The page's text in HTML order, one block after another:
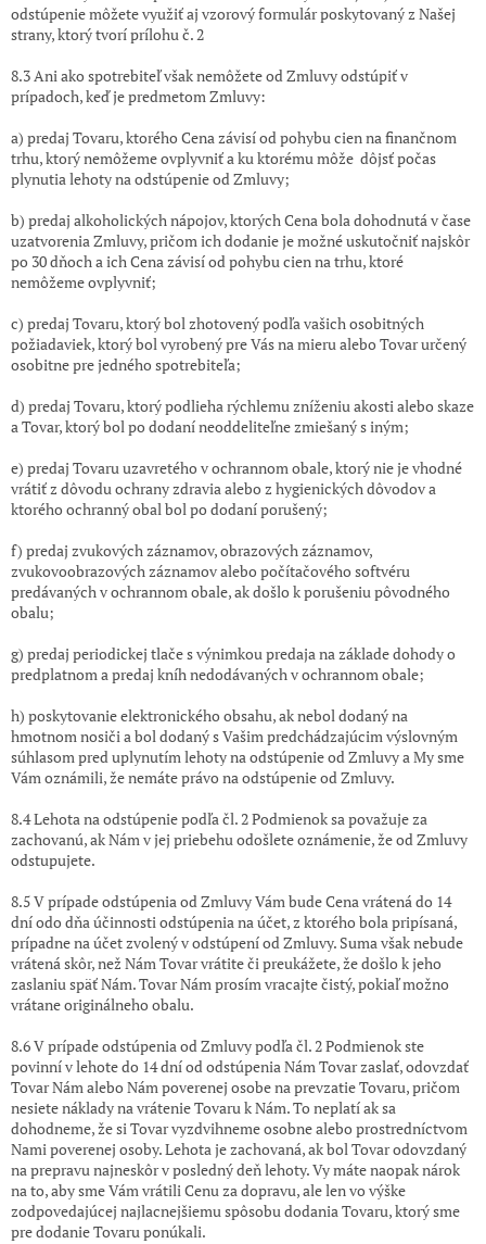
odstúpenie môžete využiť aj vzorový formulár poskytovaný z Našej
strany, ktorý tvorí prílohu č. 2
8.3 Ani ako spotrebiteľ však nemôžete od Zmluvy odstúpiť v
prípadoch, keď je predmetom Zmluvy:
a) predaj Tovaru, ktorého Cena závisí od pohybu cien na finančnom
trhu, ktorý nemôžeme ovplyvniť a ku ktorémumôže dôjsť počas
plynutia lehoty na odstúpenie od Zmluvy;
b) predaj alkoholických nápojov, ktorých Cena bola dohodnutá v čase
uzatvorenia Zmluvy, pričom ich dodanie je možné uskutočniť najskôr
po 30 dňoch a ich Cena závisí od pohybu cien na trhu, ktoré
nemôžeme ovplyvniť;
c) predaj Tovaru, ktorý bol zhotovený podľa vašich osobitných
požiadaviek, ktorý bol vyrobený pre Vás na mieru alebo Tovar určený
osobitne pre jedného spotrebiteľa;
d) predaj Tovaru, ktorý podlieha rýchlemu zníženiu akosti alebo skaze
a Tovar, ktorý bol po dodaní neoddeliteľne zmiešaný s iným;
e) predaj Tovaru uzavretého v ochrannomobale, ktorý nie je vhodné
vrátiť z dôvodu ochrany zdravia alebo z hygienických dôvodov a
ktorého ochranný obal bol po dodaní porušený;
f) predaj zvukových záznamov, obrazových záznamov,
zvukovoobrazových záznamov alebo počítačového softvéru
predávaných v ochrannom obale, ak došlo k porušeniu pôvodného
obalu;
g) predaj periodickej tlače s výnimkou predaja na základe dohody o
predplatnom a predaj kníh nedodávaných v ochrannom obale;
h) poskytovanie elektronického obsahu, ak nebol dodaný na
hmotnom nosiči a bol dodaný s Vašim predchádzajúcim výslovným
súhlasom pred uplynutím lehoty na odstúpenie od Zmluvy a My sme
Vám oznámili, že nemáte právo na odstúpenie od Zmluvy.
8.4 Lehota na odstúpenie podľa čl. 2 Podmienok sa považuje za
zachovanú, ak Nám v jej priebehu odošlete oznámenie, že od Zmluvy
odstupujete.
8.5 V prípade odstúpenia od Zmluvy Vám bude Cena vrátená do 14
dní odo dňa účinnosti odstúpenia na účet, z ktorého bola pripísaná,
prípadne na účet zvolený v odstúpení od Zmluvy. Suma však nebude
vrátená skôr, než Nám Tovar vrátite či preukážete, že došlo k jeho
zaslaniu späť Nám. Tovar Nám prosím vracajte čistý, pokiaľ možno
vrátane originálneho obalu.
8.6 V prípade odstúpenia od Zmluvy podľa čl. 2 Podmienok ste
povinní v lehote do 14 dní od odstúpenia Nám Tovar zaslať, odovzdať
Tovar Nám alebo Nám poverenej osobe na prevzatie Tovaru, pričom
nesiete náklady na vrátenie Tovaru k Nám. To neplatí ak sa
dohodneme, že si Tovar vyzdvihneme osobne alebo prostredníctvom
Nami poverenej osoby. Lehota je zachovaná, ak bol Tovar odovzdaný
na prepravu najneskôr v posledný deň lehoty. Vy máte naopak nárok
na to, aby sme Vám vrátili Cenu za dopravu, ale len vo výške
zodpovedajúcej najlacnejšiemu spôsobu dodania Tovaru, ktorý sme
pre dodanie Tovaru ponúkali.